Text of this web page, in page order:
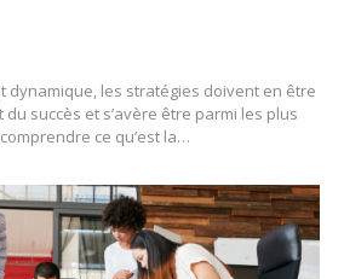
dynamique, les stratégies doivent en être
du succès et s’avère être parmi les plus
ce qu’est la…